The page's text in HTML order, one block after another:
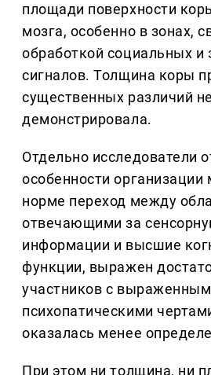
площади поверхности
мозга, особенно в зонах,
обработкой социальных
сигналов. Толщина коры
существенных различий не
демонстрировала.
Отдельно исследователи
особенности
норме переход между
отвечающими за
информации и высшие
функции, выражен
участников с
психопатическими
оказалась менее
При этом ни толщина, ни